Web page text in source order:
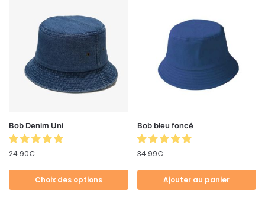
Bob Denim Uni
24.90€
Choix des options
Bob bleu foncé
34.99€
Ajouter au panier